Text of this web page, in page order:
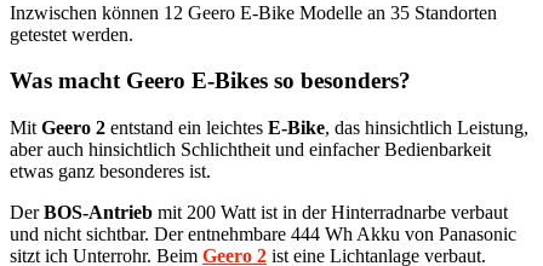
Inzwischen können 12 Geero E-Bike Modelle an 35 Standorten
getestet werden.
Was macht Geero E-Bikes so besonders?
Mit Geero 2 entstand ein leichtes E-Bike, das hinsichtlich Leistung,
aber auch hinsichtlich Schlichtheit und einfacher Bedienbarkeit
etwas ganz besonderes ist.
DerBOS-Antrieb mit 200 Watt ist in der Hinterradnarbe verbaut
und nicht sichtbar. Der entnehmbare 444 Wh Akku von Panasonic
sitzt ich Unterrohr. Beim Geero 2 ist eine Lichtanlage verbaut.